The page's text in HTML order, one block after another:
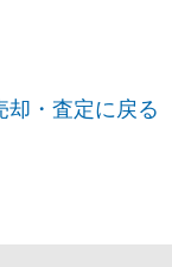
・査定に戻る